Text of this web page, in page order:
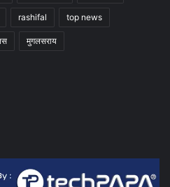
rashifal top news
मुगलसराय